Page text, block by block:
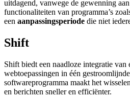
uitdagend, vanwege de gewenning
functionaliteiten van programma’s
een aanpassingsperiode die niet
Shift
Shift biedt een naadloze integratie van
webtoepassingen in één
softwareprogramma maakt het
en berichten sneller en efficiënter.